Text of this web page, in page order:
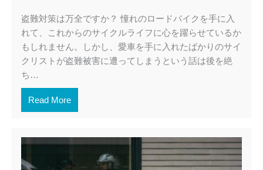
盗難対策は万全ですか？ 憧れのロードバイクを手に入
れて、これからのサイクルライフに心を躍らせているか
もしれません。しかし、愛車を手に入れたばかりのサイ
クリストが盗難被害に遭ってしまうという話は後を絶
ち…
Read More